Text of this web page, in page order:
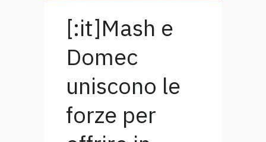
[:it]Mash e
Domec
uniscono le
forze per